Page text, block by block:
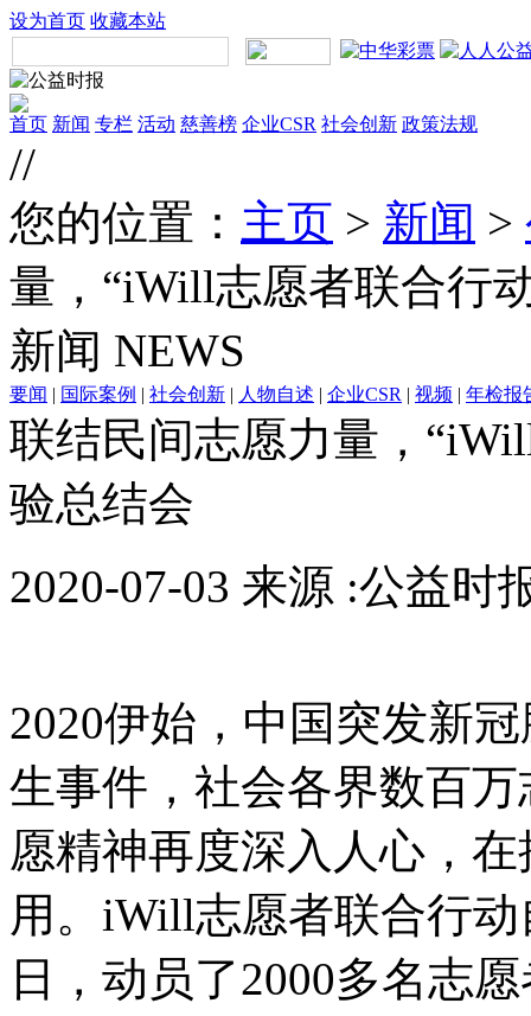
设为首页 收藏本站
首页 新闻 专栏 活动 慈善榜 企业CSR 社会创新 政策法规
//
您的位置： 主页 > 新闻 >
量，​“iWill志愿者联合行
新闻 NEWS
要闻 | 国际案例 | 社会创新 | 人物自述 | 企业CSR | 视频 | 年检报
联结民间志愿力量，​
验总结会
2020-07-03 来源 :公益时
2020伊始，中国突发新
生事件，社会各界数百
愿精神再度深入人心，
用。iWill志愿者联合行
日，动员了2000多名志